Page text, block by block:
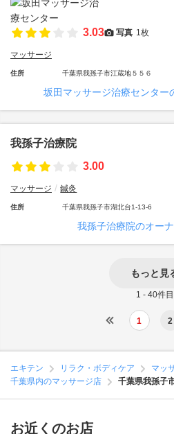
3.03 写真 1枚
マッサージ
住所 千葉県我孫子市江蔵地５５６
坂田マッサージ治療センター
我孫子治療院
3.00
マッサージ 鍼灸
住所 千葉県我孫子市湖北台1-13-6
我孫子治療院のオー
もっと見
1 - 40件目
1 2
エキテン リラク・ボディケア
マッ
千葉県内のマッサージ店
千葉県我孫子
お近くのお店